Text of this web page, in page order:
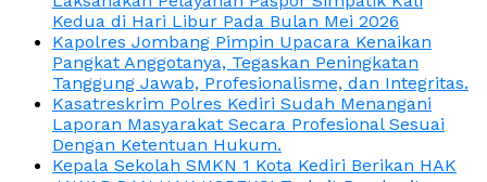
Kedua di Hari Libur Pada Bulan Mei 2026
Kapolres Jombang Pimpin Upacara Kenaikan
Pangkat Anggotanya, Tegaskan Peningkatan
Tanggung Jawab, Profesionalisme, dan Integritas.
Kasatreskrim Polres Kediri Sudah Menangani
Laporan Masyarakat Secara Profesional Sesuai
Dengan Ketentuan Hukum.
Kepala Sekolah SMKN 1 Kota Kediri Berikan HAK